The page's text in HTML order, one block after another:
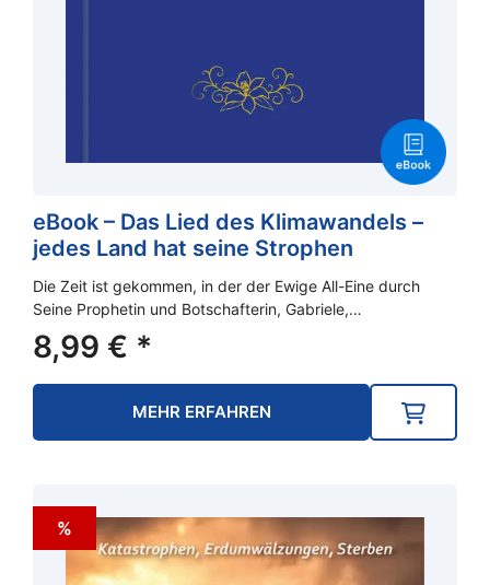
eBook – Das Lied des Klimawandels –
jedes Land hat seine Strophen
Die Zeit ist gekommen, in der der Ewige All-Eine durch
Seine Prophetin und Botschafterin, Gabriele,…
8,99 € *
MEHR ERFAHREN
%